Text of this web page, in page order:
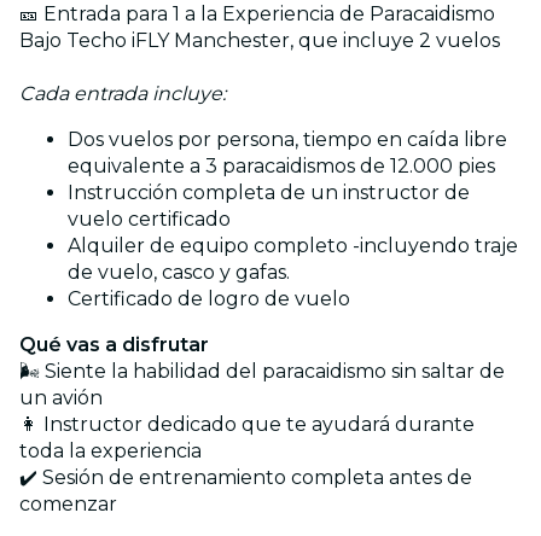
🎫 Entrada para 1 a la Experiencia de Paracaidismo
Bajo Techo iFLY Manchester, que incluye 2 vuelos
Cada entrada incluye:
Dos vuelos por persona, tiempo en caída libre
equivalente a 3 paracaidismos de 12.000 pies
Instrucción completa de un instructor de
vuelo certificado
Alquiler de equipo completo -incluyendo traje
de vuelo, casco y gafas.
Certificado de logro de vuelo
Qué vas a disfrutar
🌬️ Siente la habilidad del paracaidismo sin saltar de
un avión
👩 Instructor dedicado que te ayudará durante
toda la experiencia
✔️ Sesión de entrenamiento completa antes de
comenzar